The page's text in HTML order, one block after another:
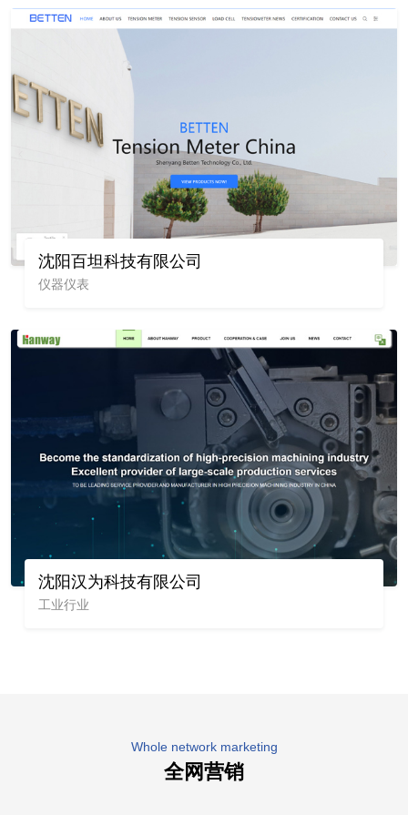
沈阳百坦科技有限公司
仪器仪表
沈阳汉为科技有限公司
工业行业
Whole network marketing
全网营销